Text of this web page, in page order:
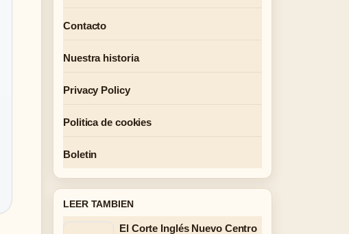
Contacto
Nuestra historia
Privacy Policy
Politica de cookies
Boletin
LEER TAMBIEN
El Corte Inglés Nuevo Centro